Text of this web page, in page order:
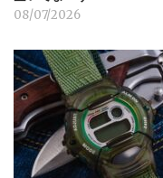
08/07/2026